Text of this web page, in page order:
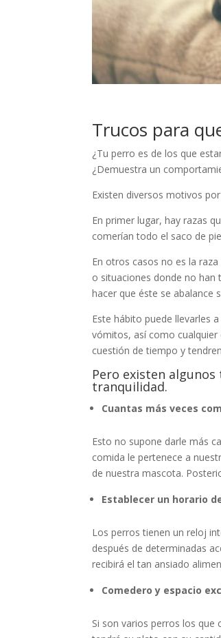
Trucos para
¿Tu perro es de los que
¿Demuestra un
Existen diversos motivos
En primer lugar, hay razas
comerían todo el saco de
En otros casos no es la
o situaciones donde no han
hacer que éste se abalance
Este hábito puede llevarles
vómitos, así como
cuestión de tiempo y
Pero existen
tranquilidad.
Cuantas más veces
Esto no supone darle más
comida le pertenece a
de nuestra mascota.
Establecer un horario
Los perros tienen un reloj
después de determinadas
recibirá el tan ansiado
Comedero y espacio
Si son varios perros los